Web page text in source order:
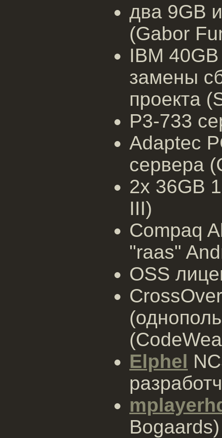
два 9GB
(Gabor
IBM
замены
проекта
P3-733
Adaptec
сервера
2x 36GB
III)
Compaq
"raas"
OSS
Elphel
Bogaards)